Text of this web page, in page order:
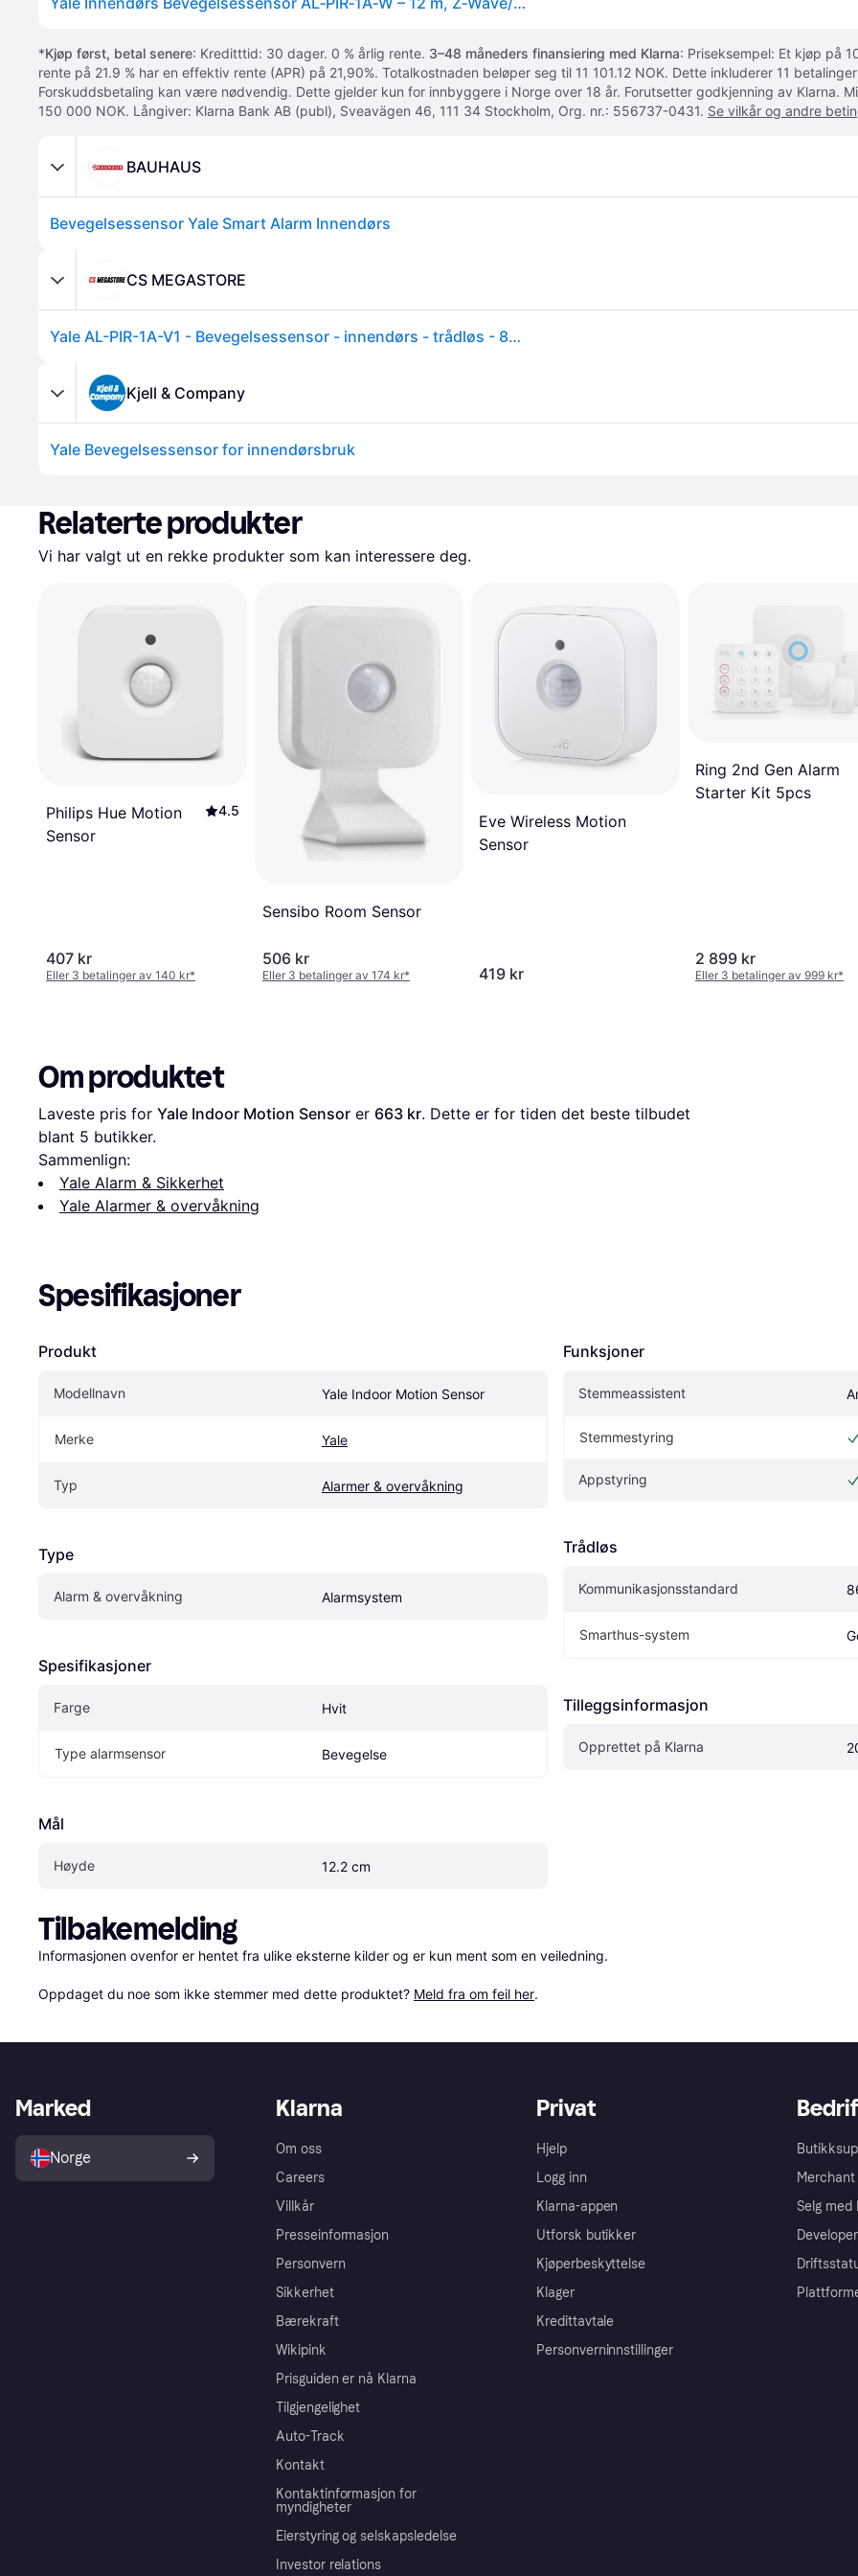
*Kjøp først, betal senere: Kreditttid: 30 dager. 0 % årlig rente. 3–48 måneders finansiering med Klarna: Priseksempel: Et kjøp på
rente på 21.9 % har en effektiv rente (APR) på 21,90%. Totalkostnaden beløper seg til 11 101.12 NOK. Dette inkluderer 11
Forskuddsbetaling kan være nødvendig. Dette gjelder kun for innbyggere i Norge over 18 år. Forutsetter godkjenning av Klarna.
150 000 NOK. Långiver: Klarna Bank AB (publ), Sveavägen 46, 111 34 Stockholm, Org. nr.: 556737-0431. Se vilkår og andre
BAUHAUS
Bevegelsessensor Yale Smart Alarm Innendørs
CS MEGASTORE
Yale AL-PIR-1A-V1 - Bevegelsessensor - innendørs - trådløs - 868 MHz RF-protokoll
Kjell & Company
Yale Bevegelsessensor for innendørsbruk
Relaterte produkter
Vi har valgt ut en rekke produkter som kan interessere deg.
Philips Hue Motion
Sensor
4.5
407 kr
Eller 3 betalinger av 140 kr*
Sensibo Room Sensor
506 kr
Eller 3 betalinger av 174 kr*
Eve Wireless Motion
Sensor
419 kr
Ring 2nd Gen Alarm
Starter Kit 5pcs
2 899 kr
Eller 3 betalinger av 999 kr*
Om produktet
Laveste pris for Yale Indoor Motion Sensor er 663 kr. Dette er for tiden det beste tilbudet
blant 5 butikker.
Sammenlign:
Yale Alarm & Sikkerhet
Yale Alarmer & overvåkning
Spesifikasjoner
Produkt
Modellnavn Yale Indoor Motion Sensor
Merke Yale
Typ Alarmer & overvåkning
Type
Alarm & overvåkning Alarmsystem
Spesifikasjoner
Farge Hvit
Type alarmsensor Bevegelse
Mål
Høyde 12.2 cm
Funksjoner
Stemmeassistent
Stemmestyring
Appstyring
Trådløs
Kommunikasjonsstandard
Smarthus-system
Tilleggsinformasjon
Opprettet på Klarna
Tilbakemelding
Informasjonen ovenfor er hentet fra ulike eksterne kilder og er kun ment som en veiledning.
Oppdaget du noe som ikke stemmer med dette produktet? Meld fra om feil her.
Klarna
Om oss
Careers
Villkår
Presseinformasjon
Personvern
Sikkerhet
Bærekraft
Wikipink
Prisguiden er nå Klarna
Tilgjengelighet
Auto-Track
Kontakt
Kontaktinformasjon for
myndigheter
Eierstyring og selskapsledelse
Investor relations
Privat
Hjelp
Logg inn
Klarna-appen
Utforsk butikker
Kjøperbeskyttelse
Klager
Kredittavtale
Personverninnstillinger
Selg med
Marked
Norge